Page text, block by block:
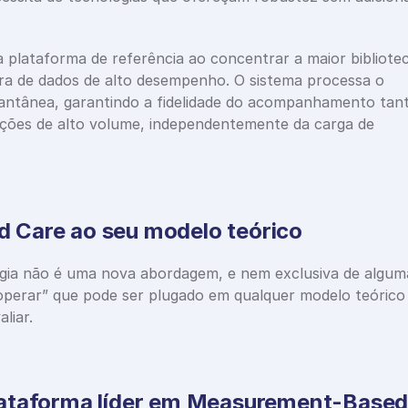
de referência ao concentrar a maior
dados de alto desempenho. O sistema processa o
garantindo a fidelidade do acompanhamento
de alto volume, independentemente da carga de
ao seu modelo teórico
não é uma nova abordagem, e nem exclusiva de
que pode ser plugado em qualquer modelo teórico
líder em Measurement-Based